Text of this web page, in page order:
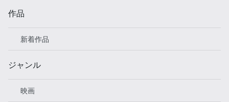
作品
新着作品
ジャンル
映画